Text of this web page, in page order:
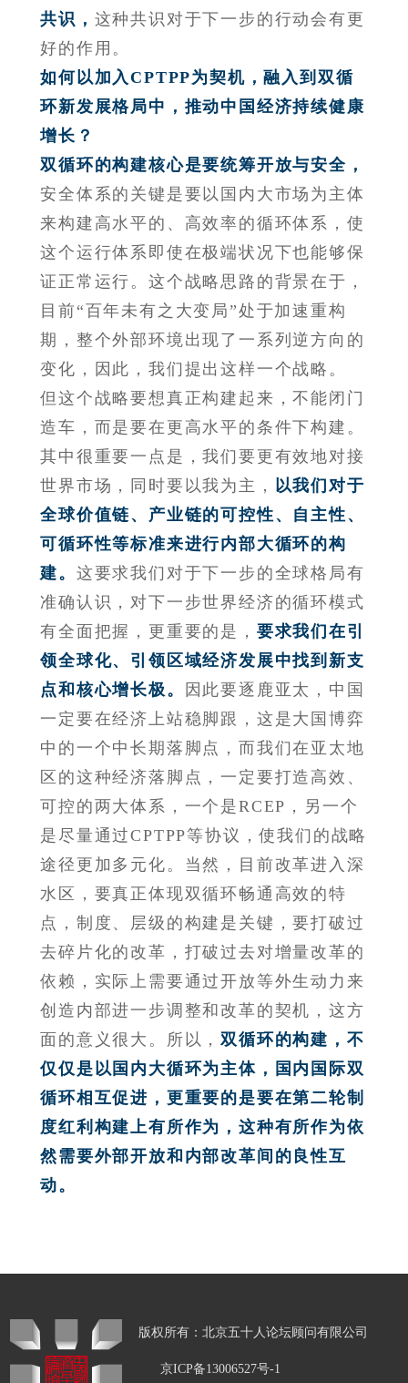
共识， 这种共识对于下一步的行动会有更
好的作用。
如何以加入CPTPP为契机，融入到双循
环新发展格局中，推动中国经济持续健康
增长？
双循环的构建核心是要统筹开放与安全，
安全体系的关键是要以国内大市场为主体
来构建高水平的、高效率的循环体系，使
这个运行体系即使在极端状况下也能够保
证正常运行。这个战略思路的背景在于，
目前“百年未有之大变局”处于加速重构
期，整个外部环境出现了一系列逆方向的
变化，因此，我们提出这样一个战略。
但这个战略要想真正构建起来，不能闭门
造车，而是要在更高水平的条件下构建。
其中很重要一点是，我们要更有效地对接
世界市场，同时要以我为主， 以我们对于
全球价值链、产业链的可控性、自主性、
可循环性等标准来进行内部大循环的构
建。 这要求我们对于下一步的全球格局有
准确认识，对下一步世界经济的循环模式
有全面把握，更重要的是， 要求我们在引
领全球化、引领区域经济发展中找到新支
点和核心增长极。
因此要逐鹿亚太，中国
一定要在经济上站稳脚跟，这是大国博弈
中的一个中长期落脚点，而我们在亚太地
区的这种经济落脚点，一定要打造高效、
可控的两大体系，一个是RCEP，另一个
是尽量通过CPTPP等协议，使我们的战略
途径更加多元化。当然，目前改革进入深
水区，要真正体现双循环畅通高效的特
点，制度、层级的构建是关键，要打破过
去碎片化的改革，打破过去对增量改革的
依赖，实际上需要通过开放等外生动力来
创造内部进一步调整和改革的契机，这方
面的意义很大。所以，双循环的构建，不
仅仅是以国内大循环为主体，国内国际双
循环相互促进，更重要的是要在第二轮制
度红利构建上有所作为，这种有所作为依
然需要外部开放和内部改革间的良性互
动。
版权所有：北京五十人论坛顾问有限公司
京ICP备13006527号-1